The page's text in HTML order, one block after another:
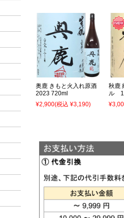
奥鹿 きもと火入れ原酒
2023 720ml
¥2,900(税込 ¥3,190)
秋鹿
ル